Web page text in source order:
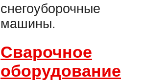
снегоуборочные
машины.
Сварочное
оборудование